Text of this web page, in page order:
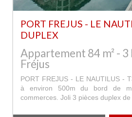
PORT FREJUS - LE
DUPLEX
Appartement 84 m² - 3
Fréjus
PORT FREJUS - LE NAUTILUS -
à environ 500m du bord de
commerces. Joli 3 pièces duplex de